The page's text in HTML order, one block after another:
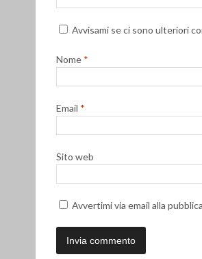
Avvisami se ci sono ulteriori
Nome *
Email *
Sito web
Avvertimi via email alla